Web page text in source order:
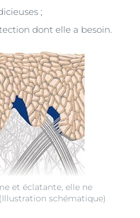
et éclatante, elle ne
schématique)
;
dont elle a besoin.